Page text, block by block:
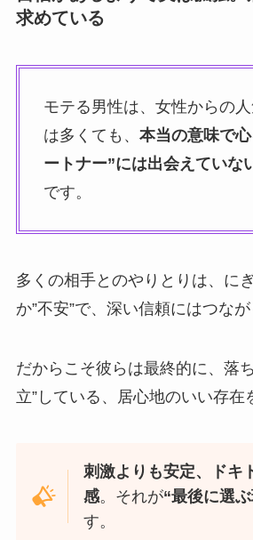
求めている
モテる男性は、女性からの
は多くても、 本当の意味で
ートナー”には出会えていな
です。
多くの相手とのやりとりは、に
か”不安”で、深い信頼にはつなが
だからこそ彼らは最終的に、落
立”している、居心地のいい存在
刺激よりも安定、ドキ
感。それが“最後に選
す。